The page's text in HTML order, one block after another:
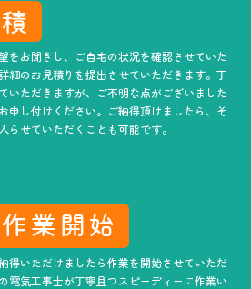
をお聞きし、ご自宅の状況を確認させていた
細のお見積りを提出させていただきます。丁
いただきますが、ご不明な点がございました
申し付けください。ご納得頂けましたら、そ
らせていただくことも可能です。
業開始
得いただけましたら作業を開始させていただ
電気工事士が丁寧且つスピーディーに作業い